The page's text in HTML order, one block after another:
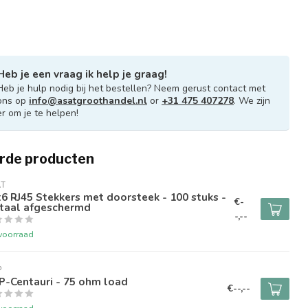
je een vraag ik help je graag!
je hulp nodig bij het bestellen? Neem gerust contact met
op info@asatgroothandel.nl or +31 475 407278. We zijn
om je te helpen!
producten
RJ45 Stekkers met doorsteek - 100 stuks -
afgeschermd
€-
-,--
Centauri - 75 ohm load €--,--